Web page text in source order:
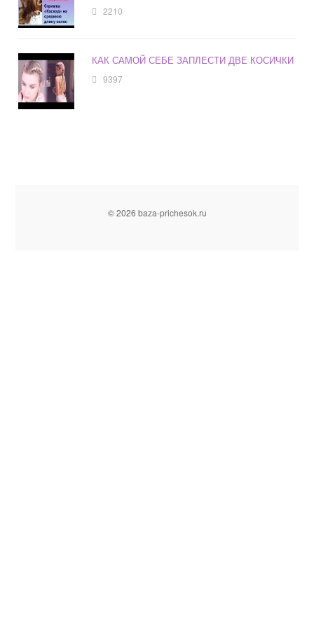
2210
КАК САМОЙ СЕБЕ ЗАПЛЕСТИ ДВЕ КОСИЧКИ
9397
© 2026 baza-prichesok.ru